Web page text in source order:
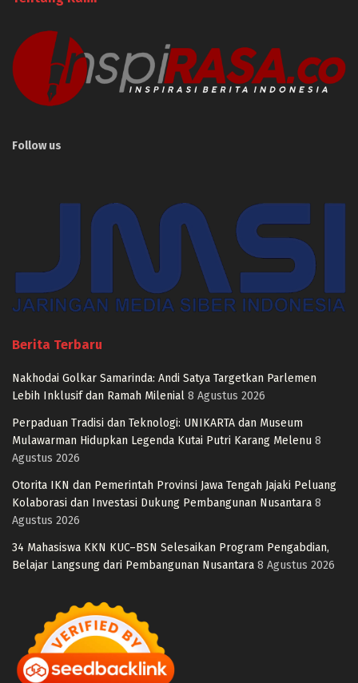
Follow us
Berita Terbaru
Nakhodai Golkar Samarinda: Andi Satya Targetkan Parlemen
Lebih Inklusif dan Ramah Milenial 8 Agustus 2026
Perpaduan Tradisi dan Teknologi: UNIKARTA dan Museum
Mulawarman Hidupkan Legenda Kutai Putri Karang Melenu 8
Agustus 2026
Otorita IKN dan Pemerintah Provinsi Jawa Tengah Jajaki Peluang
Kolaborasi dan Investasi Dukung Pembangunan Nusantara 8
Agustus 2026
34 Mahasiswa KKN KUC–BSN Selesaikan Program Pengabdian,
Belajar Langsung dari Pembangunan Nusantara 8 Agustus 2026